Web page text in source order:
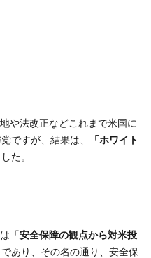
や法改正などこれまで米国に
ですが、結果は、
「ホワイト
た。
「安全保障の観点から対米投
であり、その名の通り、安全保